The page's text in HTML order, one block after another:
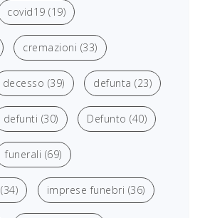
covid19 (19)
cremazioni (33)
decesso (39) defunta (23)
defunti (30) Defunto (40)
funerali (69)
(34) imprese funebri (36)